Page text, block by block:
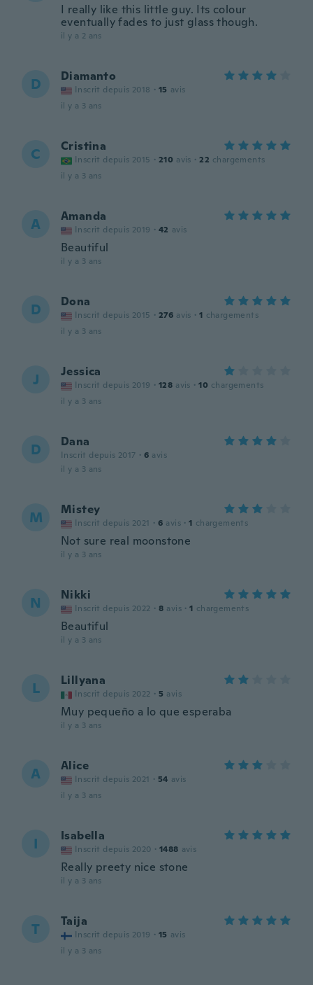
I really like this little guy. Its colour
eventually fades to just glass though.
il y a 2 ans
D Diamanto
Inscrit depuis 2018 · 15 avis
il y a 3 ans
C Cristina
Inscrit depuis 2015 · 210 avis · 22 chargements
il y a 3 ans
A Amanda
Inscrit depuis 2019 · 42 avis
Beautiful
il y a 3 ans
D Dona
Inscrit depuis 2015 · 276 avis · 1 chargements
il y a 3 ans
J Jessica
Inscrit depuis 2019 · 128 avis · 10 chargements
il y a 3 ans
D Dana
Inscrit depuis 2017 · 6 avis
il y a 3 ans
M Mistey
Inscrit depuis 2021 · 6 avis · 1 chargements
Not sure real moonstone
il y a 3 ans
N Nikki
Inscrit depuis 2022 · 8 avis · 1 chargements
Beautiful
il y a 3 ans
L Lillyana
Inscrit depuis 2022 · 5 avis
Muy pequeño a lo que esperaba
il y a 3 ans
A Alice
Inscrit depuis 2021 · 54 avis
il y a 3 ans
I Isabella
Inscrit depuis 2020 · 1488 avis
Really preety nice stone
il y a 3 ans
T Taija
Inscrit depuis 2019 · 15 avis
il y a 3 ans